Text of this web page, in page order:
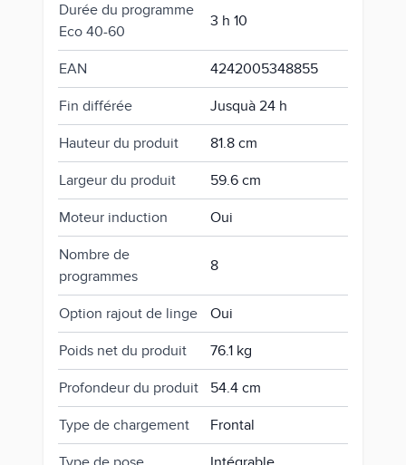
Durée du programme
Eco 40-60
3 h 10
EAN 4242005348855
Fin différée Jusquà 24 h
Hauteur du produit 81.8 cm
Largeur du produit 59.6 cm
Moteur induction Oui
Nombre de
programmes
8
Option rajout de linge Oui
Poids net du produit 76.1 kg
Profondeur du produit 54.4 cm
Type de chargement Frontal